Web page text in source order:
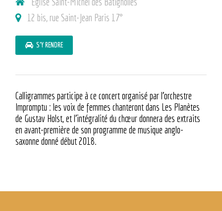
12 bis, rue Saint-Jean Paris 17°
S'Y RENDRE
Calligrammes participe à ce concert organisé par l’orchestre
Impromptu : les voix de femmes chanteront dans Les Planètes
de Gustav Holst, et l’intégralité du chœur donnera des extraits
en avant-première de son programme de musique anglo-
saxonne donné début 2018.